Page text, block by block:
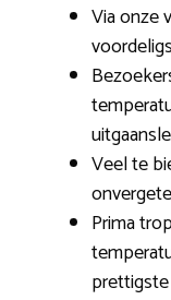
Via onze
Veel te
Prima